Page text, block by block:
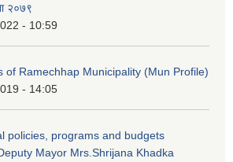
२०७९
- 10:59
of Ramechhap Municipality (Mun Profile)
- 14:05
policies, programs and budgets
Mayor Mrs.Shrijana Khadka